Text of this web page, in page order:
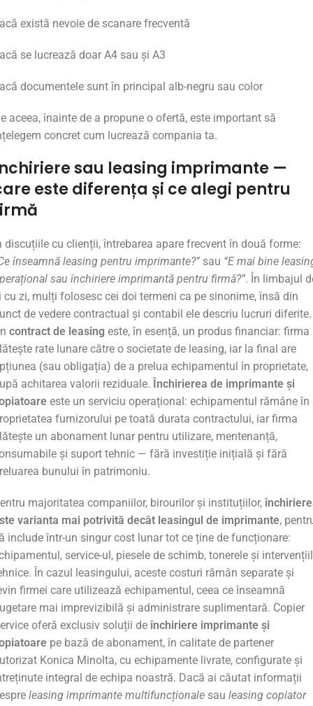
există nevoie de scanare frecventă
se lucrează doar A4 sau și A3
documentele sunt în principal alb-negru sau color
aceea, înainte de a propune o ofertă, este important să
concret cum lucrează compania ta.
sau leasing imprimante —
este diferența și ce alegi pentru
discuțiile cu clienții, întrebarea apare frecvent în două forme:
înseamnă leasing pentru imprimante?” sau “E mai bine
sau închiriere imprimantă pentru firmă?”. În limbajul
cu zi, mulți folosesc cei doi termeni ca pe sinonime, însă din
de vedere contractual și contabil ele descriu lucruri diferite.
contract de leasing este, în esență, un produs financiar: firma
rate lunare către o societate de leasing, iar la final are
(sau obligația) de a prelua echipamentul în proprietate,
achitarea valorii reziduale. Închirierea de imprimante și
este un serviciu operațional: echipamentul rămâne în
furnizorului pe toată durata contractului, iar firma
un abonament lunar pentru utilizare, mentenanță,
și suport tehnic — fără investiție inițială și fără
bunului în patrimoniu.
majoritatea companiilor, birourilor și instituțiilor,
varianta mai potrivită decât leasingul de imprimante,
include într-un singur cost lunar tot ce ține de funcționare:
service-ul, piesele de schimb, tonerele și
În cazul leasingului, aceste costuri rămân separate și
firmei care utilizează echipamentul, ceea ce înseamnă
mai imprevizibilă și administrare suplimentară. Copier
oferă exclusiv soluții deînchiriere imprimante și
pe bază de abonament, în calitate de partener
Konica Minolta, cu echipamente livrate, configurate și
integral de echipa noastră. Dacă ai căutat informații
leasing imprimante multifuncționale sau leasing copiator